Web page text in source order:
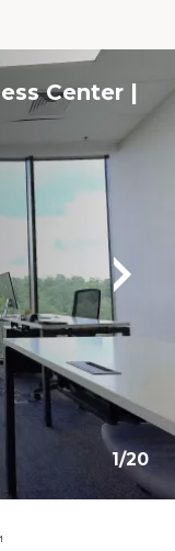
Center |
1/20